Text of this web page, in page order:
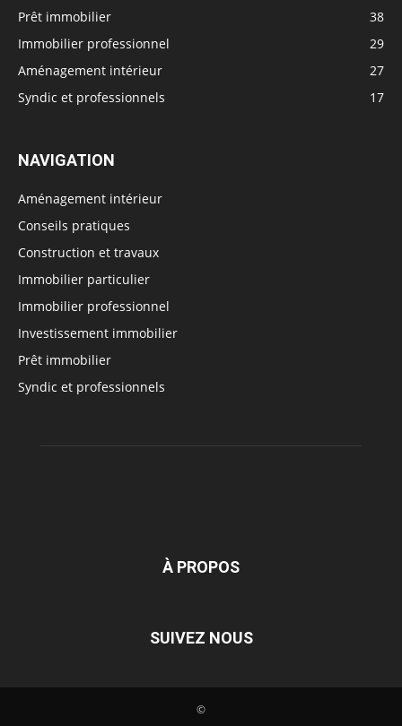
Prêt immobilier
38
Immobilier professionnel
29
Aménagement intérieur
27
Syndic et professionnels
17
NAVIGATION
Aménagement intérieur
Conseils pratiques
Construction et travaux
Immobilier particulier
Immobilier professionnel
Investissement immobilier
Prêt immobilier
Syndic et professionnels
À PROPOS
SUIVEZ NOUS
©